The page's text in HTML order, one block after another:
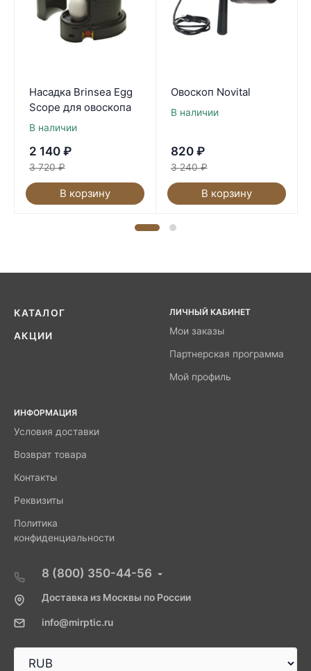
Насадка Brinsea Egg
Scope для овоскопа
В наличии
2 140 ₽
3 720 ₽
В корзину
Овоскоп Novital
В наличии
820 ₽
3 240 ₽
В корзину
КАТАЛОГ
АКЦИИ
ЛИЧНЫЙ КАБИНЕТ
Мои заказы
Партнерская программа
Мой профиль
ИНФОРМАЦИЯ
Условия доставки
Возврат товара
Контакты
Реквизиты
Политика
конфиденциальности
8 (800) 350-44-56
Доставка из Москвы по России
info@mirptic.ru